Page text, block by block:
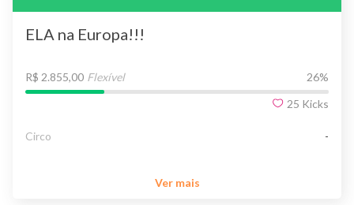
ELA na Europa!!!
R$ 2.855,00 Flexível 26%
25 Kicks
Circo -
Ver mais